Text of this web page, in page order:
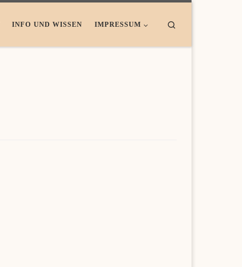
INFO UND WISSEN IMPRESSUM